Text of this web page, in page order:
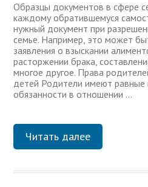
Образцы документов в сфере
каждому обратившемуся
нужный документ при
семье. Например, это может
заявления о взыскании
расторжении брака,
многое другое. Права
детей Родители имеют равные
обязанности в отношении …
Читать далее